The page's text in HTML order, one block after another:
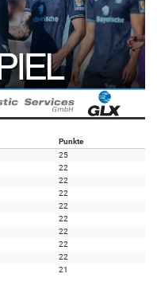
Punkte
25
22
22
22
22
22
22
22
22
21